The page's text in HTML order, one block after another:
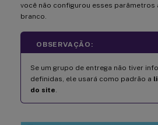
você não configurou esses parâmetros
branco.
OBSERVAÇÃO:
Se um grupo de entrega não tiver
definidas, ele usará como padrão a
do site